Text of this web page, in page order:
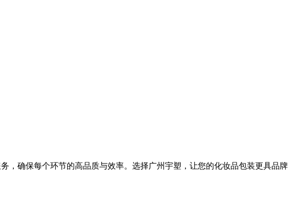
，确保每个环节的高品质与效率。选择广州宇塑，让您的化妆品包装更具品牌